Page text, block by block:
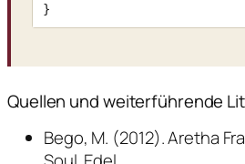
}
Quellen und weiterführende
Bego, M. (2012). Aretha